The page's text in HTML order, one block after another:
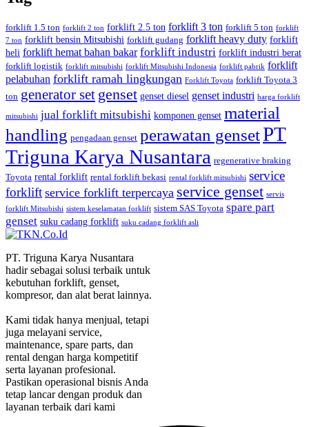
forklift 1.5 ton forklift 2 ton forklift 2.5 ton forklift 3 ton forklift 5 ton forklift
7 ton forklift bensin Mitsubishi forklift gudang forklift heavy duty forklift
heli forklift hemat bahan bakar forklift industri forklift industri berat
forklift logistik forklift mitsubishi forklift Mitsubishi Indonesia forklift pabrik forklift
pelabuhan forklift ramah lingkungan Forklift Toyota forklift Toyota 3
ton generator set genset genset diesel genset industri harga forklift
mitsubishi jual forklift mitsubishi komponen genset material
handling pengadaan genset perawatan gensetPT
Triguna Karya Nusantara regenerative braking
Toyota rental forklift rental forklift bekasi rental forklift mitsubishi service
forklift service forklift terpercaya service genset servis
forklift Mitsubishi sistem keselamatan forklift sistem SAS Toyota spare part
genset suku cadang forklift suku cadang forklift asli
PT. Triguna Karya Nusantara
hadir sebagai solusi terbaik untuk
kebutuhan forklift, genset,
kompresor, dan alat berat lainnya.
Kami tidak hanya menjual, tetapi
juga melayani service,
maintenance, spare parts, dan
rental dengan harga kompetitif
serta layanan profesional.
Pastikan operasional bisnis Anda
tetap lancar dengan produk dan
layanan terbaik dari kami